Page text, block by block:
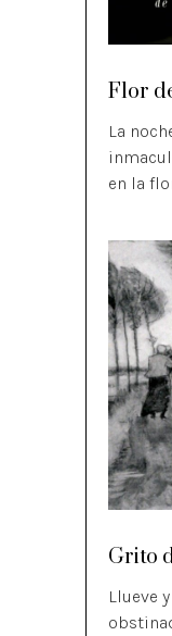
Flor
La
en la
Grito
Llueve